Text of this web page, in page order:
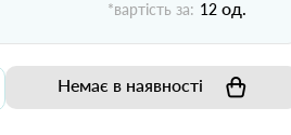
*вартість за: 12 од.
Немає в наявності